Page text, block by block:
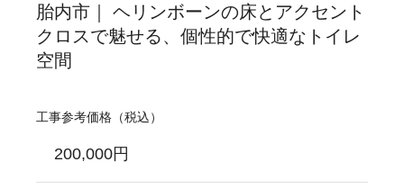
胎内市｜ ヘリンボーンの床とアクセント
クロスで魅せる、個性的で快適なトイレ
空間
工事参考価格（税込）
200,000円